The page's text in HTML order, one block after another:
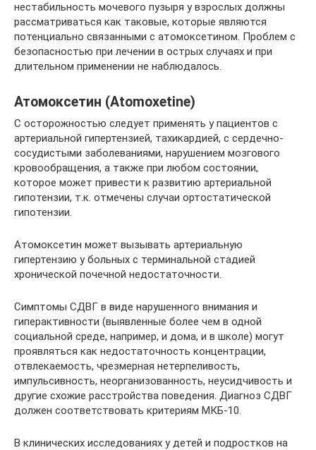
нестабильность мочевого пузыря у взрослых должны
рассматриваться как таковые, которые являются
потенциально связанными с атомоксетином. Проблем с
безопасностью при лечении в острых случаях и при
длительном применении не наблюдалось.
Атомоксетин (Atomoxetine)
С осторожностью следует применять у пациентов с
артериальной гипертензией, тахикардией, с сердечно-
сосудистыми заболеваниями, нарушением мозгового
кровообращения, а также при любом состоянии,
которое может привести к развитию артериальной
гипотензии, т.к. отмечены случаи ортостатической
гипотензии.
Атомоксетин может вызывать артериальную
гипертензию у больных с терминальной стадией
хронической почечной недостаточности.
Симптомы СДВГ в виде нарушенного внимания и
гиперактивности (выявленные более чем в одной
социальной среде, например, и дома, и в школе) могут
проявляться как недостаточность концентрации,
отвлекаемость, чрезмерная нетерпеливость,
импульсивность, неорганизованность, неусидчивость и
другие схожие расстройства поведения. Диагноз СДВГ
должен соответствовать критериям МКБ-10.
В клинических исследованиях у детей и подростков на